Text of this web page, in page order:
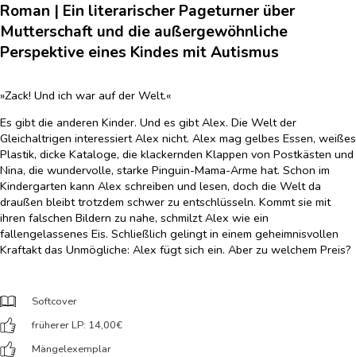
Roman | Ein literarischer Pageturner über
Mutterschaft und die außergewöhnliche
Perspektive eines Kindes mit Autismus
»Zack! Und ich war auf der Welt.«
Es gibt die anderen Kinder. Und es gibt Alex. Die Welt der
Gleichaltrigen interessiert Alex nicht. Alex mag gelbes Essen, weißes
Plastik, dicke Kataloge, die klackernden Klappen von Postkästen und
Nina, die wundervolle, starke Pinguin-Mama-Arme hat. Schon im
Kindergarten kann Alex schreiben und lesen, doch die Welt da
draußen bleibt trotzdem schwer zu entschlüsseln. Kommt sie mit
ihren falschen Bildern zu nahe, schmilzt Alex wie ein
fallengelassenes Eis. Schließlich gelingt in einem geheimnisvollen
Kraftakt das Unmögliche: Alex fügt sich ein. Aber zu welchem Preis?
Softcover
früherer LP: 14,00€
Mängelexemplar